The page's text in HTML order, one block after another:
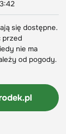
się dostępne.
przed
nie ma
od pogody.